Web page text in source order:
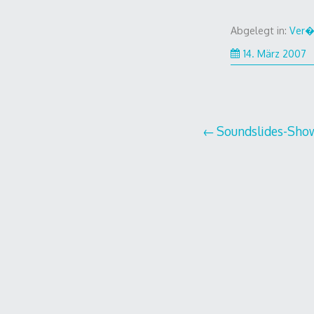
Abgelegt in:
14. März 2007
Soundslides-